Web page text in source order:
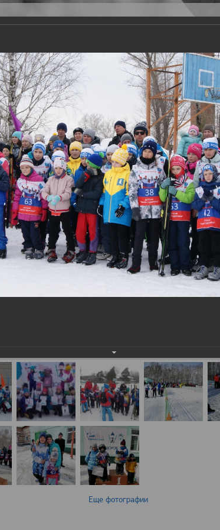
Задать вопрос
Версия для слабовидящих
Деятельность Базы данных
Еще фотографии